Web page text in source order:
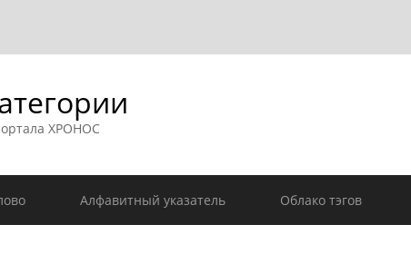
ХРОНОС
Алфавитный указатель Облако тэгов